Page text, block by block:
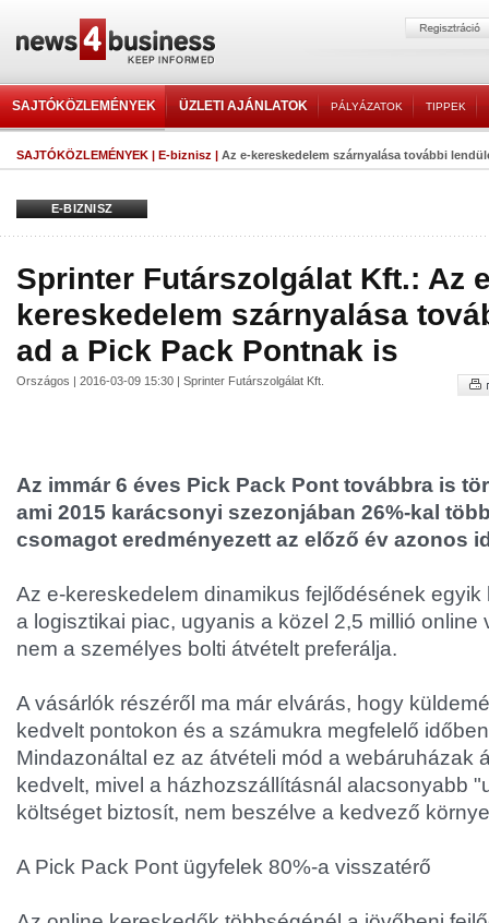
SAJTÓKÖZLEMÉNYEK ÜZLETI AJÁNLATOK PÁLYÁZATOK TIPPEK
SAJTÓKÖZLEMÉNYEK | E-biznisz | Az e-kereskedelem szárnyalása további
E-BIZNISZ
Sprinter Futárszolgálat Kft.: Az
kereskedelem szárnyalása
ad a Pick Pack Pontnak is
Országos | 2016-03-09 15:30 | Sprinter Futárszolgálat Kft.
Az immár 6 éves Pick Pack Pont továbbra is
ami 2015 karácsonyi szezonjában 26%-kal
csomagot eredményezett az előző év azonos
Az e-kereskedelem dinamikus fejlődésének
a logisztikai piac, ugyanis a közel 2,5 millió online
nem a személyes bolti átvételt preferálja.
A vásárlók részéről ma már elvárás, hogy
kedvelt pontokon és a számukra megfelelő
Mindazonáltal ez az átvételi mód a webáruházak
kedvelt, mivel a házhozszállításnál alacsonyabb
költséget biztosít, nem beszélve a kedvező
A Pick Pack Pont ügyfelek 80%-a visszatérő